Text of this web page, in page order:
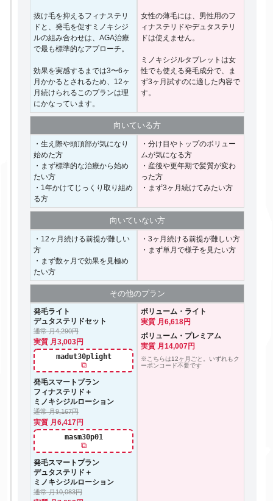
抜け毛を抑えるフィナステリ
ドと、発毛を促すミノキシジ
ルの組み合わせは、AGA治療
で最も標準的なアプローチ。
効果を実感するまでは3〜6ヶ
月かかるとされるため、12ヶ
月続けられるこのプランは理
にかなっています。
女性の薄毛には、男性用のフ
ィナステリドやデュタステリ
ドは使えません。
ミノキシジルタブレットは女
性でも使える発毛成分で、ま
ず3ヶ月試すのに適した内容で
す。
向いている方
・生え際や頭頂部が気になり
始めた方
・まず標準的な治療から始め
たい方
・1年かけてじっくり取り組め
る方
・分け目やトップのボリュー
ムが気になる方
・産後や更年期で髪質が変わ
った方
・まず3ヶ月続けてみたい方
向いていない方
・12ヶ月続ける前提が難しい
方
・まず数ヶ月で効果を見極め
たい方
・3ヶ月続ける前提が難しい方
・まず単月で様子を見たい方
その他のプラン
発毛ライト
デュタステリドセット
通常 月4,290円
実質 月3,003円
madut30plight
⧉
発毛スマートプラン
フィナステリド＋
ミノキシジルローション
通常 月9,167円
実質 月6,417円
masm30p01
⧉
発毛スマートプラン
デュタステリド＋
ミノキシジルローション
通常 月10,083円
ボリューム・ライト
実質 月6,618円
ボリューム・プレミアム
実質 月14,007円
※こちらは12ヶ月ごと。いずれもク
ーポンコード不要です